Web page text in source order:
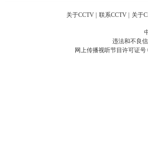
关于CCTV 联系CCTV 关于
违法和不良
网上传播视听节目许可证号